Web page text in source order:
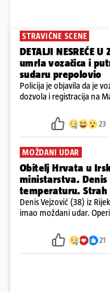
STRAVIČNE SCENE
DETALJI NESREĆE
umrla vozačica i
sudaru prepolovio
Policija je objavila da je
dozvola i registracija na
23
MOŽDANI UDAR
Obitelj Hrvata u
ministarstva. Denis
temperaturu. Strah
Denis Vejzović (38) iz
imao moždani udar.
tamošnji liječnici ne
21